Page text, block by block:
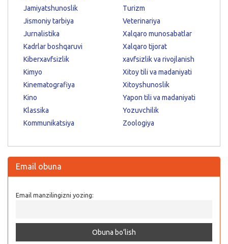
Jamiyatshunoslik
Jismoniy tarbiya
Jurnalistika
Kadrlar boshqaruvi
Kiberxavfsizlik
Kimyo
Kinematografiya
Kino
Klassika
Kommunikatsiya
Turizm
Veterinariya
Xalqaro munosabatlar
Xalqaro tijorat
xavfsizlik va rivojlanish
Xitoy tili va madaniyati
Xitoyshunoslik
Yapon tili va madaniyati
Yozuvchilik
Zoologiya
Email obuna
Email manzilingizni yozing: